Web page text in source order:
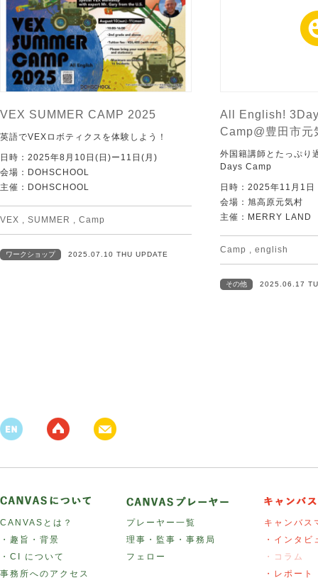
VEX SUMMER CAMP 2025
英語でVEXロボティクスを体験しよう！
日時：2025年8月10日(日)ー11日(月)
会場：DOHSCHOOL
主催：DOHSCHOOL
VEX , SUMMER , Camp
ワークショップ 2025.07.10 THU UPDATE
All English!
Camp@豊田市元
外国籍講師とたっぷ
Days Camp
日時：2025年11月1日
会場：旭高原元気村
主催：MERRY LAND
Camp , english
その他 2025.06.17
CANVASとは？
・趣旨・背景
・CI について
事務所へのアクセス
プレーヤー一覧
理事・監事・事務局
フェロー
キャンバス
・インタビ
・コラム
・レポート